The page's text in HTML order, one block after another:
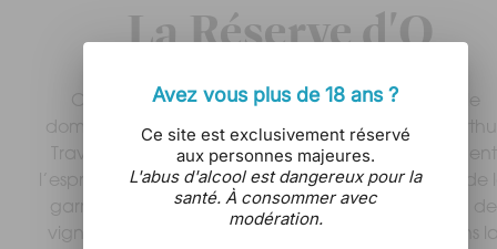
L﻿﻿﻿﻿﻿a Réserve d'O
domaine est aujourd’hui repris par Émilie Grill et
Travaux, jeunes vignerons passionnés qui perpétuent
l’esprit du lieu avec exigence et respect. Au cœur de
garrigue sauvage du Causse d’Arboras, les 12 ha de
vignes conduites en Biodynamie s’enracinent dans
Avez vous plus de 18 ans ?
Ce site est exclusivement réservé
aux personnes majeures.
L'abus d'alcool est dangereux pour la
santé. À consommer avec
modération.